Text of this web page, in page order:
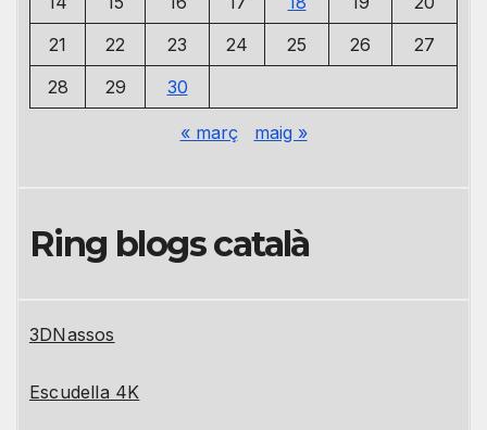
21
22 23 24 25 26
27
28
29 30
« març maig »
Ring blogs català
3DNassos
Escudella 4K